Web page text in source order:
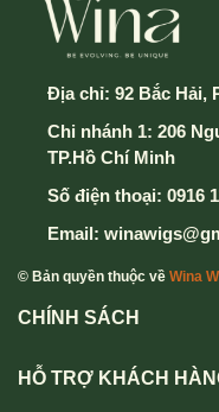
Địa chỉ: 92 Bắc Hải,
Chi nhánh 1: 206
TP.Hồ Chí Minh
Số điện thoại: 0916
Email:
© Bản quyền thuộc về Wina
CHÍNH SÁCH
HỖ TRỢ KHÁCH